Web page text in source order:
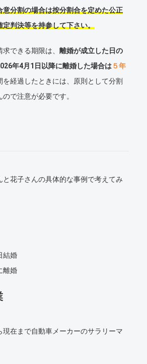
意分割の場合は按分割合を定めた公正
定判決等を持参して下さい。
できる期限は、 離婚が成立した日の
年4月1日以降に離婚した場合は５年
を経過したときには、原則として分割
で注意が必要です。
と花子さんの具体的な事例で考えてみ
結婚
離婚
現在まで自動車メーカーのサラリーマ